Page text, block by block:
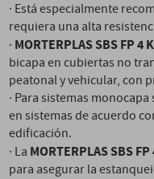
· Está especialmente
requiera una alta
· MORTERPLAS SBS FP 4
bicapa en cubiertas no
peatonal y vehicular, con
· Para sistemas
en sistemas de acuerdo
edificación.
· La MORTERPLAS SBS FP
para asegurar la